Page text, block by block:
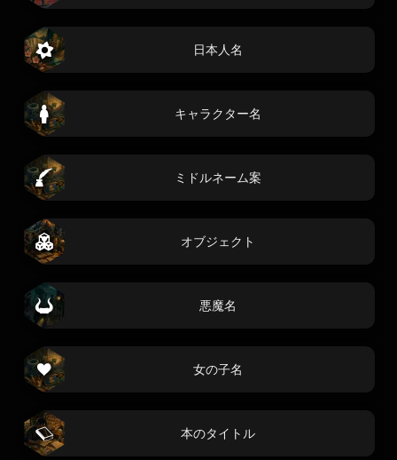
日本人名
キャラクター名
ミドルネーム案
オブジェクト
悪魔名
女の子名
本のタイトル